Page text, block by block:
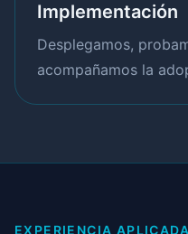
Implementación
Desplegamos,
acompañamos la
EXPERIENCIA APLICADA